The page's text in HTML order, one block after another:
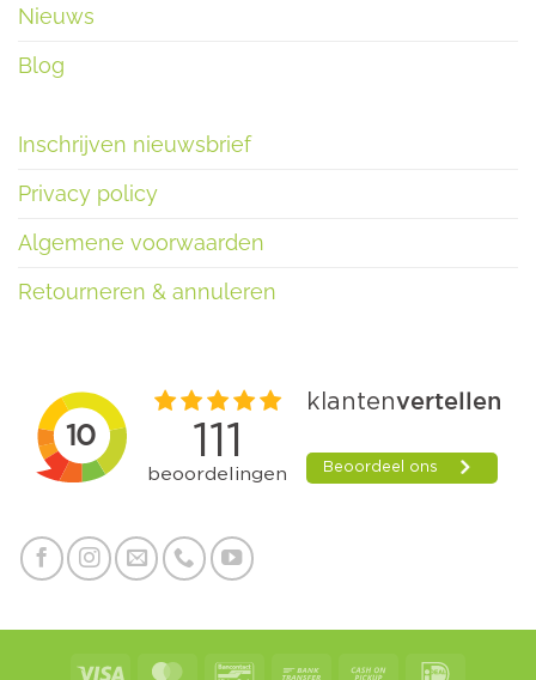
Nieuws
Blog
Inschrijven nieuwsbrief
Privacy policy
Algemene voorwaarden
Retourneren & annuleren
Visa MasterCardBancontact
Bank Cash